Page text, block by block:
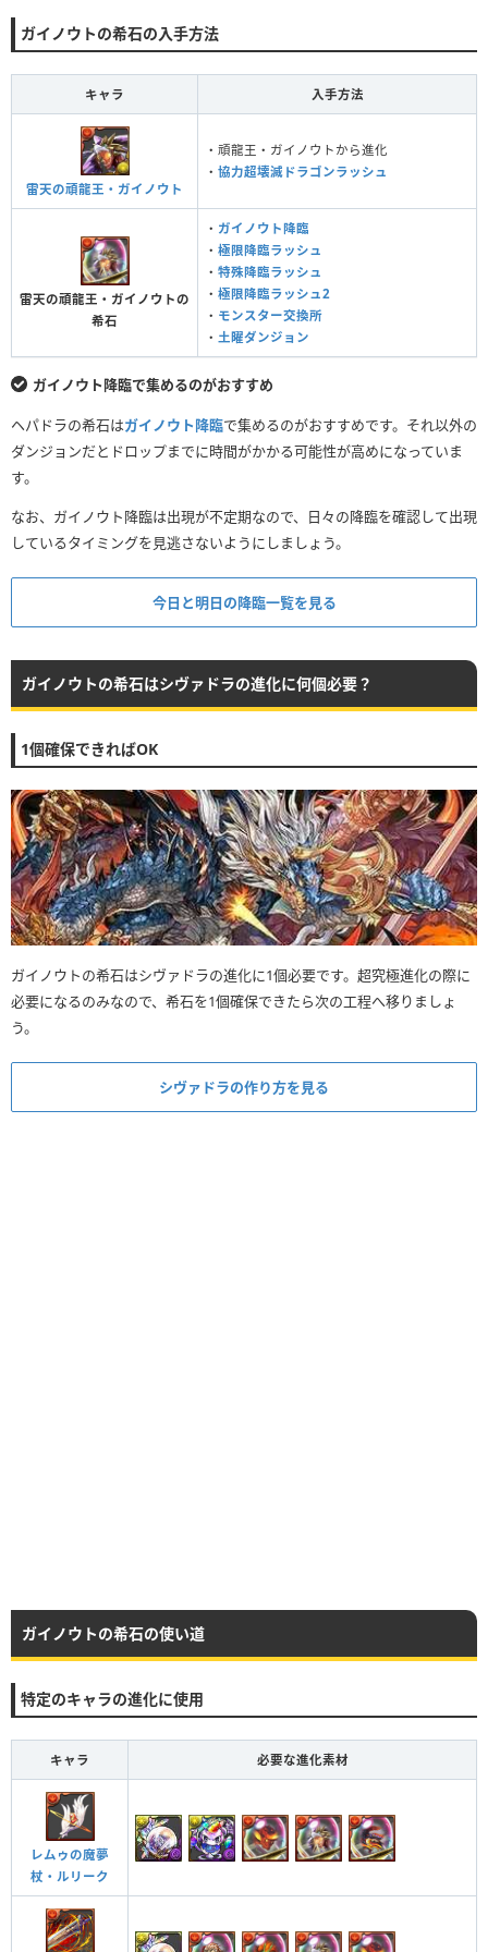
ガイノウトの希石の入手方法
キャラ 入手方法
雷天の頑龍王・ガイノウト
・頑龍王・ガイノウトから進化
・ 協力超壊滅ドラゴンラッシュ
雷天の頑龍王・ガイノウトの
希石
・ ガイノウト降臨
・ 極限降臨ラッシュ
・ 特殊降臨ラッシュ
・ 極限降臨ラッシュ2
・ モンスター交換所
・ 土曜ダンジョン
ガイノウト降臨で集めるのがおすすめ
ヘパドラの希石はガイノウト降臨で集めるのがおすすめです。それ以外の
ダンジョンだとドロップまでに時間がかかる可能性が高めになっていま
す。
なお、ガイノウト降臨は出現が不定期なので、日々の降臨を確認して出現
しているタイミングを見逃さないようにしましょう。
今日と明日の降臨一覧を見る
ガイノウトの希石はシヴァドラの進化に何個必要？
1個確保できればOK
ガイノウトの希石はシヴァドラの進化に1個必要です。超究極進化の際に
必要になるのみなので、希石を1個確保できたら次の工程へ移りましょ
う。
シヴァドラの作り方を見る
ガイノウトの希石の使い道
特定のキャラの進化に使用
キャラ 必要な進化素材
レムゥの魔夢
杖・ルリーク